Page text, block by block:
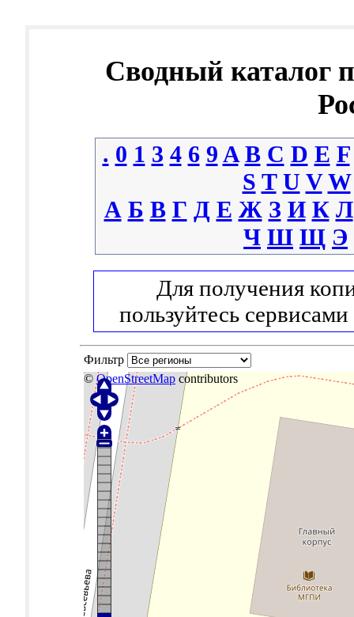
Сводный каталог
. 0 1 3 4 6 9 A B C D E F
S T U V W
А Б В Г Д Е Ж З И К Л
Ч Ш Щ Э
Для получения
пользуйтесь сервисами
Фильтр
© OpenStreetMap contributors